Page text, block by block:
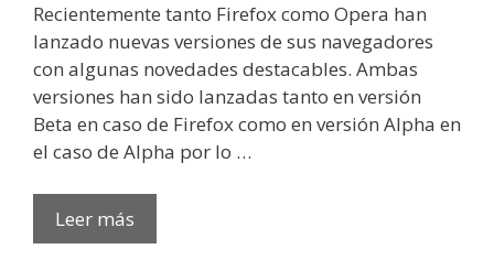
Recientemente tanto Firefox como Opera han
lanzado nuevas versiones de sus navegadores
con algunas novedades destacables. Ambas
versiones han sido lanzadas tanto en versión
Beta en caso de Firefox como en versión Alpha en
el caso de Alpha por lo …
Leer más